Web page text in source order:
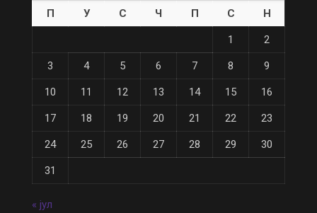
П У С Ч П С Н
1 2
3 4 5 6 7 8 9
10 11 12 13 14 15 16
17 18 19 20 21 22 23
24 25 26 27 28 29 30
31
« јул